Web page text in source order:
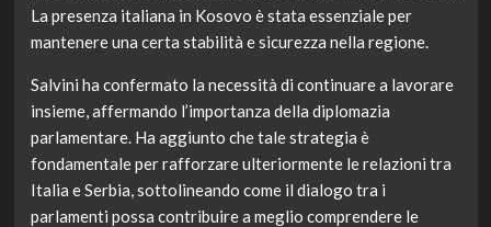
La presenza italiana in Kosovo è stata essenziale per
mantenere una certa stabilità e sicurezza nella regione.
Salvini ha confermato la necessità di continuare a lavorare
insieme, affermando l’importanza della diplomazia
parlamentare. Ha aggiunto che tale strategia è
fondamentale per rafforzare ulteriormente le relazioni tra
Italia e Serbia, sottolineando come il dialogo tra i
parlamenti possa contribuire a meglio comprendere le